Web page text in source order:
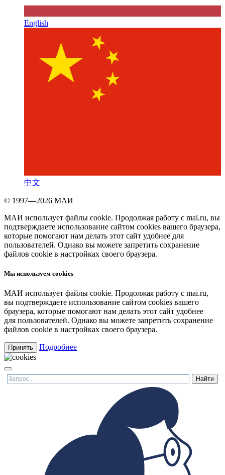
English
中文
© 1997—2026 МАИ
МАИ использует файлы cookie. Продолжая работу с mai.ru, вы
подтверждаете использование сайтом cookies вашего браузера,
которые помогают нам делать этот сайт удобнее для
пользователей. Однако вы можете запретить сохранение
файлов cookie в настройках своего браузера.
Мы используем cookies
МАИ использует файлы cookie. Продолжая работу с mai.ru,
вы подтверждаете использование сайтом cookies вашего
браузера, которые помогают нам делать этот сайт удобнее
для пользователей. Однако вы можете запретить сохранение
файлов cookie в настройках своего браузера.
Принять Подробнее